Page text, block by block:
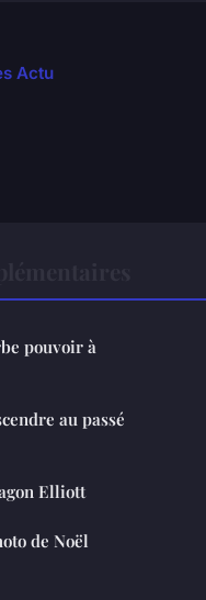
Actu
pouvoir à
au passé
Elliott
de Noël